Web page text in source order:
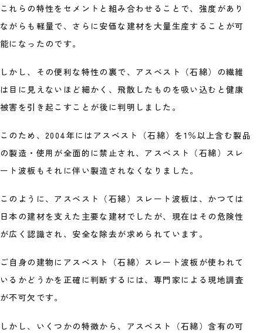
これらの特性をセメントと組み合わせることで、強度があり
ながらも軽量で、さらに安価な建材を大量生産することが可
能になったのです。
しかし、その便利な特性の裏で、アスベスト（石綿）の繊維
は目に見えないほど細かく、飛散したものを吸い込むと健康
被害を引き起こすことが後に判明しました。
このため、2004年にはアスベスト（石綿）を1％以上含む製品
の製造・使用が全面的に禁止され、アスベスト（石綿）スレ
ート波板もそれに伴い製造されなくなりました。
このように、アスベスト（石綿）スレート波板は、かつては
日本の建材を支えた主要な建材でしたが、現在はその危険性
が広く認識され、安全な除去が求められています。
ご自身の建物にアスベスト（石綿）スレート波板が使われて
いるかどうかを正確に判断するには、専門家による現地調査
が不可欠です。
しかし、いくつかの特徴から、アスベスト（石綿）含有の可